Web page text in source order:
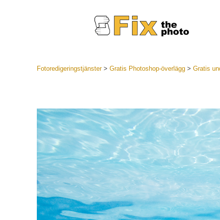
Best
Mobila
Fotoredigeringstjänster> Gratis Photoshop-överlägg> Gratis